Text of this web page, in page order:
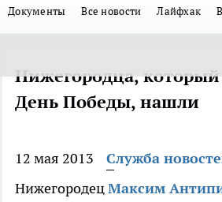
Документы Все новости Лайфхак
Нижегородца,
День Победы, нашли
12 мая 2013
Служба
НижегородецМаксим